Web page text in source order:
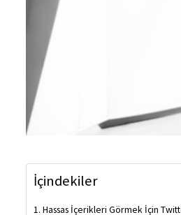
İçindekiler
Hassas İçerikleri Görmek İçin